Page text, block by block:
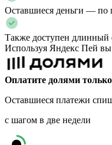
Оставшиеся деньги — по
Также доступен
Используя Яндекс Пей вы
Оплатите долями
Оставшиеся платежи
с шагом в две недели